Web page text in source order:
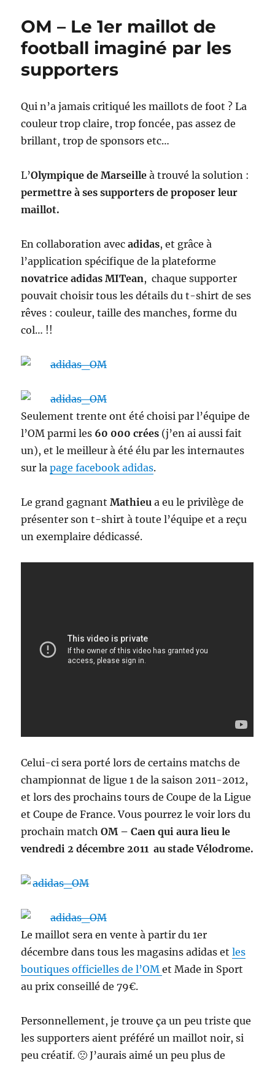
de
OM – Le 1er maillot de
football imaginé par les
supporters
Qui n’a jamais critiqué les maillots de foot ? La
couleur trop claire, trop foncée, pas assez de
brillant, trop de sponsors etc…
L’Olympique de Marseille à trouvé la solution :
permettre à ses supporters de proposer leur
maillot.
En collaboration avecadidas, et grâce à
l’application spécifique de la plateforme
novatrice adidas MITean, chaque supporter
pouvait choisir tous les détails du t-shirt de ses
rêves : couleur, taille des manches, forme du
col… !!
Seulement trente ont été choisi par l’équipe de
l’OM parmi les 60 000 crées (j’en ai aussi fait
un), et le meilleur à été élu par les internautes
sur lapage facebook adidas.
Le grand gagnantMathieua eu le privilège de
présenter son t-shirt à toute l’équipe et a reçu
un exemplaire dédicassé.
Celui-ci sera porté lors de certains matchs de
championnat de ligue 1 de la saison 2011-2012,
et lors des prochains tours de Coupe de la Ligue
et Coupe de France. Vous pourrez le voir lors du
prochain matchOM – Caen qui aura lieu le
vendredi 2 décembre 2011 au stade Vélodrome.
Le maillot sera en vente à partir du 1er
décembre dans tous les magasins adidas etles
boutiques officielles de l’OMet Made in Sport
au prix conseillé de 79€.
Personnellement, je trouve ça un peu triste que
les supporters aient préféré un maillot noir, si
peu créatif. 🙁 J’aurais aimé un peu plus de